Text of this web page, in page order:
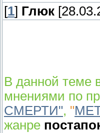
[1] Глюк
В данной теме
мнениями по
СМЕРТИ", "
жанре